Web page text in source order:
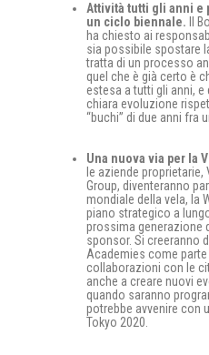
Attività tutti gli anni
un ciclo biennale.
Il
ha chiesto ai
sia possibile spostare
tratta di un processo
quel che è già certo è
estesa a tutti gli anni, e
chiara evoluzione
“buchi” di due anni fra
Una nuova via per la
le aziende proprietarie,
Group, diventeranno
mondiale della vela, la
piano strategico a
prossima generazione
sponsor. Si creeranno
Academies come
collaborazioni con le
anche a creare nuovi
quando saranno
potrebbe avvenire con
Tokyo 2020.